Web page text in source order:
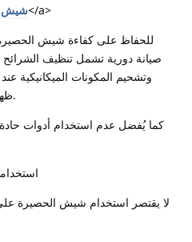
villas/">شيشحصيرة للبلكونة للفيلات</a>
للحفاظ على كفاءة شيش
صيانة دورية تشمل تنظيف
وتشحيم المكونات الميكانيكية
ظهورها لضمان استمرار الأداء بكفاءة.
كما يُفضل عدم استخدام أدوات
لا يقتصر استخدام شيش الحصيرة